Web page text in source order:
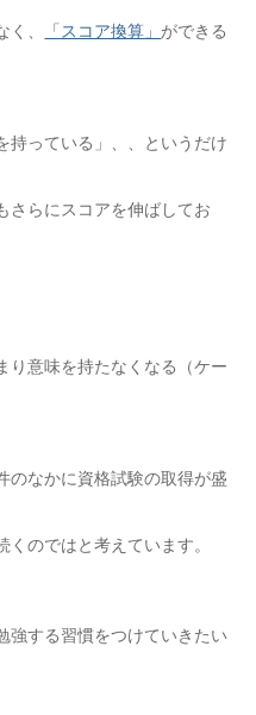
く、 「スコア換算」 ができる
持っている」、、というだけ
さらにスコアを伸ばしてお
り意味を持たなくなる（ケー
のなかに資格試験の取得が盛
のではと考えています。
強する習慣をつけていきたい